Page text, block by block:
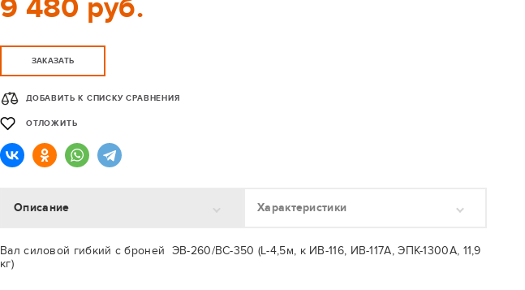
9 480 руб.
ЗАКАЗАТЬ
ДОБАВИТЬ К СПИСКУ СРАВНЕНИЯ
ОТЛОЖИТЬ
Описание Характеристики
Вал силовой гибкий с броней ЭВ-260/ВС-350 (L-4,5м, к ИВ-116, ИВ-117А, ЭПК-1300А, 11,9
кг)